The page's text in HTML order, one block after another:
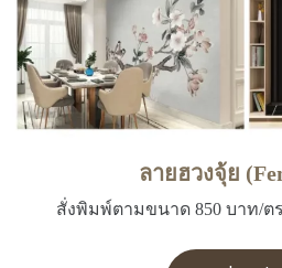
ลายฮวงจุ้ย
สั่งพิมพ์ตามขนาด 850 บาท/ต